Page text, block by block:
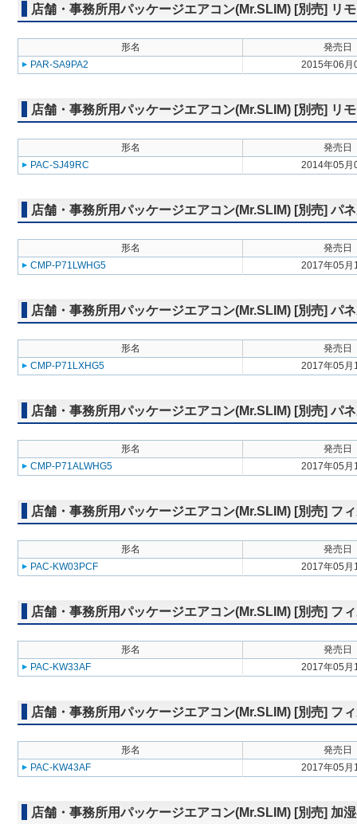
店舗・事務所用パッケージエアコン(Mr.SLIM) [別売] リ
形名
発売日
PAR-SA9PA2
2015年06月
店舗・事務所用パッケージエアコン(Mr.SLIM) [別売] リ
形名
発売日
PAC-SJ49RC
2014年05月
店舗・事務所用パッケージエアコン(Mr.SLIM) [別売] パ
形名
発売日
CMP-P71LWHG5
2017年05月
店舗・事務所用パッケージエアコン(Mr.SLIM) [別売] パ
形名
発売日
CMP-P71LXHG5
2017年05月
店舗・事務所用パッケージエアコン(Mr.SLIM) [別売] パ
形名
発売日
CMP-P71ALWHG5
2017年05月
店舗・事務所用パッケージエアコン(Mr.SLIM) [別売] フ
形名
発売日
PAC-KW03PCF
2017年05月
店舗・事務所用パッケージエアコン(Mr.SLIM) [別売] フ
形名
発売日
PAC-KW33AF
2017年05月
店舗・事務所用パッケージエアコン(Mr.SLIM) [別売] フ
形名
発売日
PAC-KW43AF
2017年05月
店舗・事務所用パッケージエアコン(Mr.SLIM) [別売] 加